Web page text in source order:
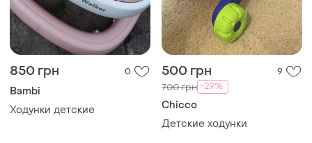
850 грн 0
Bambi
Ходунки детские
500 грн 9
700 грн -29%
Chicco
Детские ходунки